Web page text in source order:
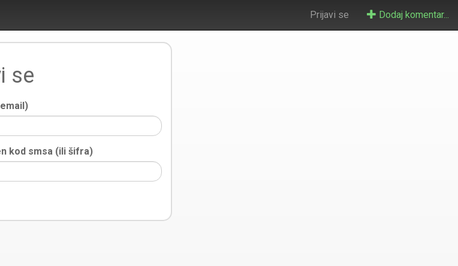
Prijavi se Dodaj komentar...
se
kod smsa (ili šifra)